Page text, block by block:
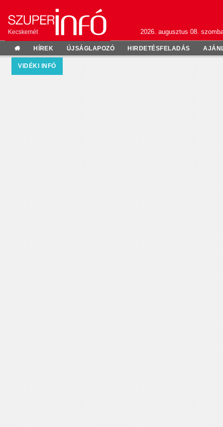
Kecskemét 2026. augusztus 08.
HÍREK ÚJSÁGLAPOZÓ HIRDETÉSFELADÁS
VIDÉKI INFÓ